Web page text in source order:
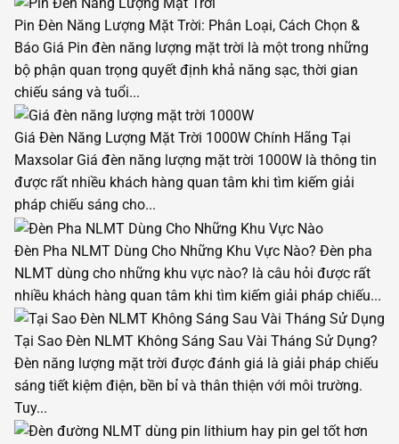
Pin Đèn Năng Lượng Mặt Trời: Phân Loại, Cách Chọn &
Báo Giá Pin đèn năng lượng mặt trời là một trong những
bộ phận quan trọng quyết định khả năng sạc, thời gian
chiếu sáng và tuổi...
Giá Đèn Năng Lượng Mặt Trời 1000W Chính Hãng Tại
Maxsolar Giá đèn năng lượng mặt trời 1000W là thông tin
được rất nhiều khách hàng quan tâm khi tìm kiếm giải
pháp chiếu sáng cho...
Đèn Pha NLMT Dùng Cho Những Khu Vực Nào? Đèn pha
NLMT dùng cho những khu vực nào? là câu hỏi được rất
nhiều khách hàng quan tâm khi tìm kiếm giải pháp chiếu...
Tại Sao Đèn NLMT Không Sáng Sau Vài Tháng Sử Dụng?
Đèn năng lượng mặt trời được đánh giá là giải pháp chiếu
sáng tiết kiệm điện, bền bỉ và thân thiện với môi trường.
Tuy...